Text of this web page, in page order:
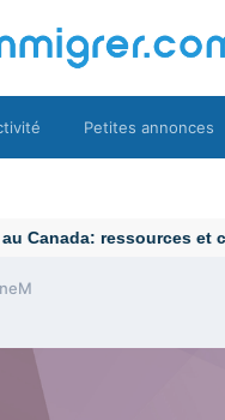
Petites annonces
Canada: ressources et